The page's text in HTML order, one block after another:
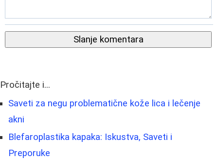
Slanje komentara
Pročitajte i...
Saveti za negu problematične kože lica i lečenje
akni
Blefaroplastika kapaka: Iskustva, Saveti i
Preporuke